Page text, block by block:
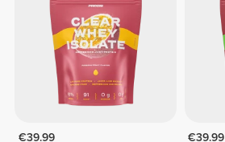
€39.99
€39.99